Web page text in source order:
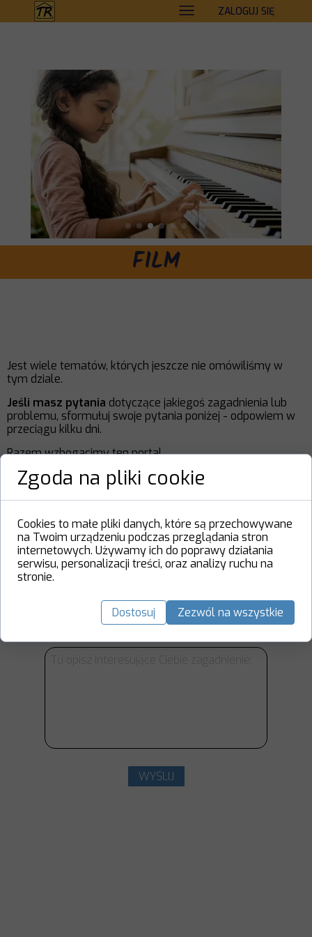
ZALOGUJ SIĘ
FILM
Jest wiele tematów, których jeszcze nie omówiliśmy w
tym dziale.
Jeśli masz pytania dotyczące jakiegoś zagadnienia lub
problemu, sformułuj swoje pytania poniżej - odpowiem w
przeciągu kilku dni.
Razem wzbogacimy ten portal.
Twoje imię:
Twój e-mail:
WYŚLIJ
Zgoda na pliki cookie
Cookies to małe pliki danych, które są przechowywane
na Twoim urządzeniu podczas przeglądania stron
internetowych. Używamy ich do poprawy działania
serwisu, personalizacji treści, oraz analizy ruchu na
stronie.
Dostosuj Zezwól na wszystkie